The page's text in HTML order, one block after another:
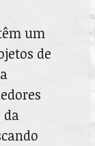
um
de
da